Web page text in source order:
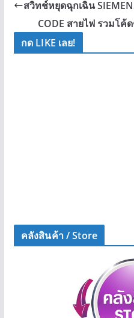
สวิทช์หยุดฉุกเฉิน
CODE สายไฟ รวมโ
กด LIKE เลย!
คลังสินค้า / Store